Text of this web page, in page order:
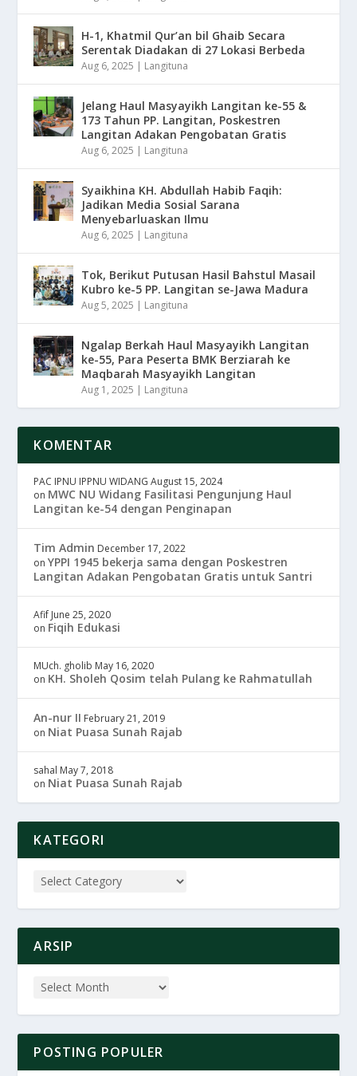
H-1, Khatmil Qur’an bil Ghaib Secara
Serentak Diadakan di 27 Lokasi Berbeda
Aug 6, 2025 | Langituna
Jelang Haul Masyayikh Langitan ke-55 &
173 Tahun PP. Langitan, Poskestren
Langitan Adakan Pengobatan Gratis
Aug 6, 2025 | Langituna
Syaikhina KH. Abdullah Habib Faqih:
Jadikan Media Sosial Sarana
Menyebarluaskan Ilmu
Aug 6, 2025 | Langituna
Tok, Berikut Putusan Hasil Bahstul Masail
Kubro ke-5 PP. Langitan se-Jawa Madura
Aug 5, 2025 | Langituna
Ngalap Berkah Haul Masyayikh Langitan
ke-55, Para Peserta BMK Berziarah ke
Maqbarah Masyayikh Langitan
Aug 1, 2025 | Langituna
KOMENTAR
PAC IPNU IPPNU WIDANG August 15, 2024
on MWC NU Widang Fasilitasi Pengunjung Haul
Langitan ke-54 dengan Penginapan
Tim Admin December 17, 2022
onYPPI 1945 bekerja sama dengan Poskestren
Langitan Adakan Pengobatan Gratis untuk Santri
Afif June 25, 2020
on Fiqih Edukasi
MUch. gholib May 16, 2020
on KH. Sholeh Qosim telah Pulang ke Rahmatullah
An-nur II February 21, 2019
on Niat Puasa Sunah Rajab
sahal May 7, 2018
on Niat Puasa Sunah Rajab
KATEGORI
ARSIP
POSTING POPULER